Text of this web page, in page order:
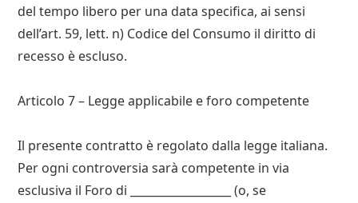
del tempo libero per una data specifica, ai sensi
dell’art. 59, lett. n) Codice del Consumo il diritto di
recesso è escluso.
Articolo 7 – Legge applicabile e foro competente
Il presente contratto è regolato dalla legge italiana.
Per ogni controversia sarà competente in via
esclusiva il Foro di __________________ (o, se